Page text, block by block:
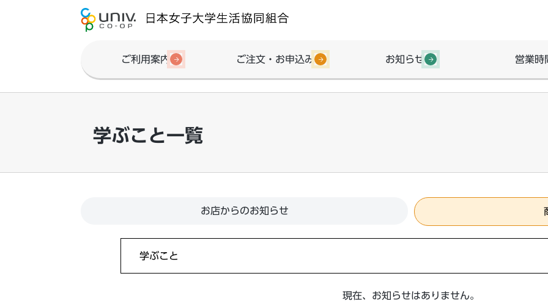
ご利用案内 ご注文・お申込み お知らせ 営業時
学ぶこと一覧
お店からのお知らせ
現在、お知らせはありません。